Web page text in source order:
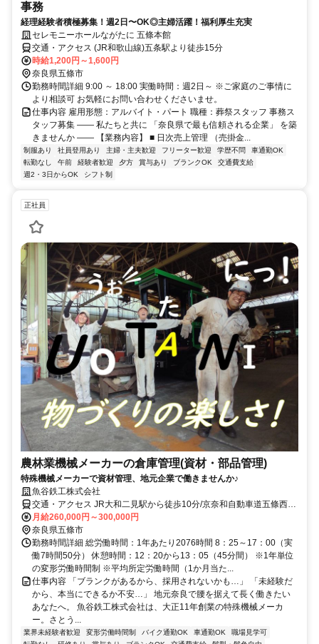
事務
経理経験者積極募集！週2日〜OK◎主婦活躍！福利厚生充実
セレモニーホールながたに 五條本館
交通・アクセス (JR和歌山線)五条駅より徒歩15分
時給1,200円～1,600円
奈良県五條市
勤務時間詳細 9:00 ～ 18:00 実働時間：週2日～ ※ご家庭のご事情に
より相談可 お気軽にお問い合わせくださいませ。
仕事内容 雇用形態：アルバイト・パート 職種：葬祭スタッフ 事務ス
タッフ募集 ―― 私たちと共に 「奈良県で最も信頼される企業」 を築
きませんか ―― 【業務内容】 ■ 日次売上管理 （売掛金...
制服あり 社員登用あり 主婦・主夫歓迎 フリーター歓迎 学歴不問
車通勤OK
転勤なし
午前 経験者歓迎 夕方 賞与あり ブランクOK
交通費支給
週2・3日からOK
シフト制
正社員
農林業機械メーカーの倉庫管理(資材・部品管理)
特殊機械メーカーで資材管理、地元企業で働きませんか♪
魚谷鉄工株式会社
交通・アクセス JR大和二見駅から徒歩10分/京奈和自動車道五條西イ
ンター近く
月給260,000円～300,000円
奈良県五條市
勤務時間詳細 総労働時間：1年あたり2076時間 8：25～17：00（実
働7時間50分） 休憩時間：12：20から13：05（45分間） ※1年単位
の変形労働時間制 ※平均所定労働時間（1か月当た...
仕事内容 「ブランクがあるから、採用されないかも…」 「未経験だ
から、本当にできるか不安…」 地元奈良で腰を据えて長く働きたい
あなたへ。 魚谷鉄工株式会社は、大正11年創業の特殊機械メーカ
ー。さとう...
業界未経験者歓迎 変形労働時間制 バイク通勤OK 車通勤OK
職場見学可